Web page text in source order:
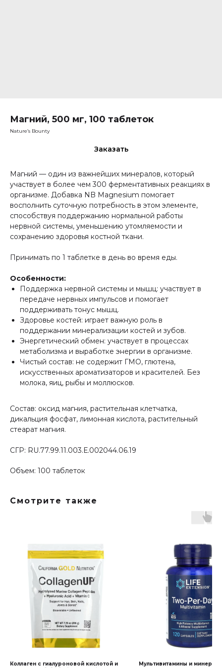
Магний, 500 мг, 100 таблеток
Nature’s Bounty
Заказать
Магний — один из важнейших минералов, который
участвует в более чем 300 ферментативных реакциях в
организме. Добавка NB Magnesium помогает
восполнить суточную потребность в этом элементе,
способствуя поддержанию нормальной работы
нервной системы, уменьшению утомляемости и
сохранению здоровья костной ткани.
Принимать по 1 таблетке в день во время еды.
Особенности:
Поддержка нервной системы и мышц: участвует в
передаче нервных импульсов и помогает
поддерживать тонус мышц.
Здоровье костей: играет важную роль в
поддержании минерализации костей и зубов.
Энергетический обмен: участвует в процессах
метаболизма и выработке энергии в организме.
Чистый состав: не содержит ГМО, глютена,
искусственных ароматизаторов и красителей. Без
молока, яиц, рыбы и моллюсков.
Состав: оксид магния, растительная клетчатка,
дикальция фосфат, лимонная кислота, растительный
стеарат магния.
СГР: RU.77.99.11.003.Е.002044.06.19
Объем: 100 таблеток
Смотрите также
Коллаген с гиалуроновой кислотой и
Мультивитамины и
и наш консультант
с вами свяжется
Оставьте заявку,